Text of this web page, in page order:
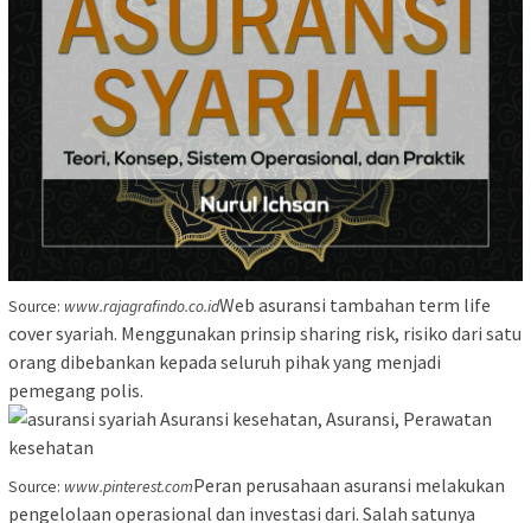
Source: www.rajagrafindo.co.idWeb asuransi tambahan term life
cover syariah. Menggunakan prinsip sharing risk, risiko dari satu
orang dibebankan kepada seluruh pihak yang menjadi
pemegang polis.
Source: www.pinterest.comPeran perusahaan asuransi melakukan
pengelolaan operasional dan investasi dari. Salah satunya